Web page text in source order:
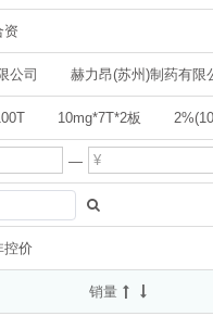
资
公司 赫力昂(苏州)制药有限
斯利康制药有限公司) 阿
份有限公司白云山何济公制药
限公司(受托方:山东新华制药股
京都念慈菴总厂有限
10mg*7T*2板
47.5mg*14T*2板
氨氯地平计)*14T
以C17H19N3O3S计)*7T*2板
—
控价
销量